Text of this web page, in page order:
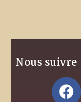
Nous suivre